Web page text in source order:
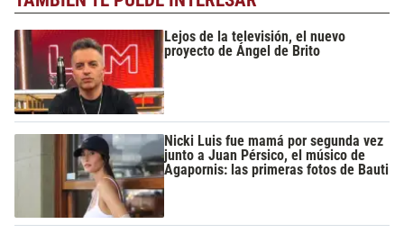
Lejos de la televisión, el nuevo
proyecto de Ángel de Brito
Nicki Luis fue mamá por segunda vez
junto a Juan Pérsico, el músico de
Agapornis: las primeras fotos de Bauti